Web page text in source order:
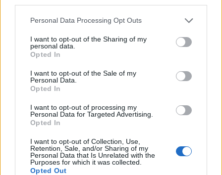
Please note that this website/app uses one or more Google
not limited to your visit or usage behaviour. You may click to
grant or deny consent to Google and its third-party tags to
use your data for below specified purposes in below Google
consent section.
Personal Data Processing Opt Outs
I want to opt-out of the Sharing of my
personal data.
Opted In
I want to opt-out of the Sale of my
Personal Data.
Opted In
I want to opt-out of processing my
Personal Data for Targeted Advertising.
Opted In
I want to opt-out of Collection, Use,
Retention, Sale, and/or Sharing of my
Personal Data that Is Unrelated with the
Purposes for which it was collected.
Opted Out
Previsioni traffico agosto 2026: giorni migliori e
WEEKEND